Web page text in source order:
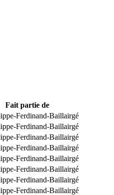
Fait partie de
Ferdinand-Baillairgé
Ferdinand-Baillairgé
Ferdinand-Baillairgé
Ferdinand-Baillairgé
Ferdinand-Baillairgé
Ferdinand-Baillairgé
Ferdinand-Baillairgé
Ferdinand-Baillairgé